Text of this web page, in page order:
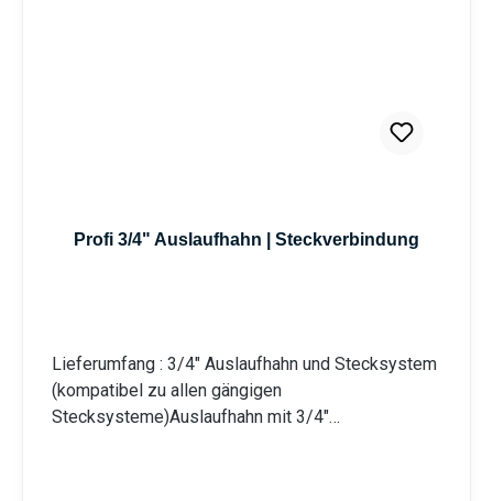
Profi 3/4" Auslaufhahn | Steckverbindung
Lieferumfang : 3/4" Auslaufhahn und Stecksystem
(kompatibel zu allen gängigen
Stecksysteme)Auslaufhahn mit 3/4"